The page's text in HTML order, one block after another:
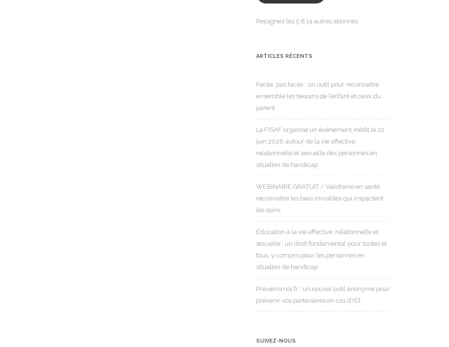
Rejoignez les 5 834 autres abonnés
ARTICLES RÉCENTS
Facile, pas facile : un outil pour reconnaître
ensemble les besoins de l’enfant et ceux du
parent
La FISAF organise un événement inédit le 22
juin 2026 autour de la vie affective,
relationnelle et sexuelle des personnes en
situation de handicap.
WEBINAIRE GRATUIT / Validisme en santé :
reconnaître les biais invisibles qui impactent
les soins
Éducation à la vie affective, relationnelle et
sexuelle : un droit fondamental pour toutes et
tous, y compris pour les personnes en
situation de handicap
Préviensmoi.fr : un nouvel outil anonyme pour
prévenir vos partenaires en cas d’IST
SUIVEZ-NOUS